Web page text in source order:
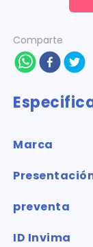
Comparte
Marca
preventa
ID Invima